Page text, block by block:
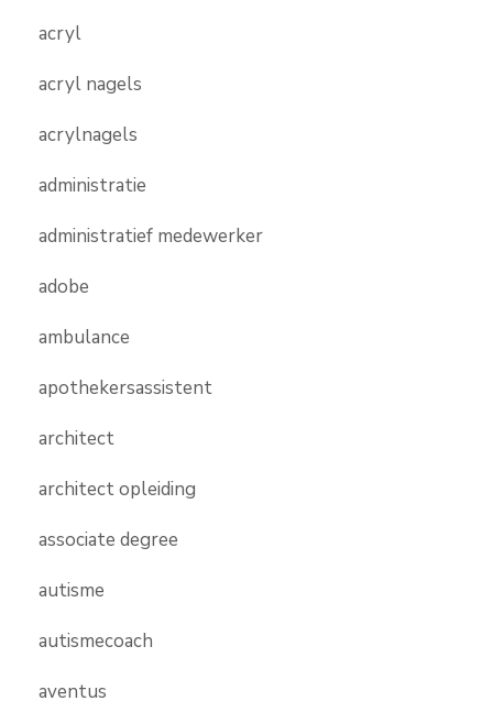
acryl
acryl nagels
acrylnagels
administratie
administratief medewerker
adobe
ambulance
apothekersassistent
architect
architect opleiding
associate degree
autisme
autismecoach
aventus